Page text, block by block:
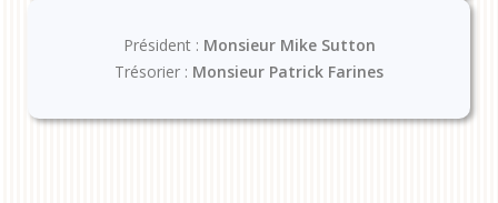
Président : Monsieur Mike Sutton
Trésorier : Monsieur Patrick Farines